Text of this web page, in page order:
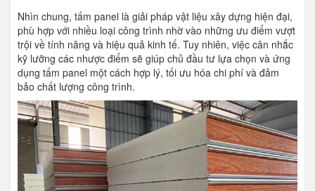
Nhìn chung, tấm panel là giải pháp vật liệu xây dựng hiện đại,
phù hợp với nhiều loại công trình nhờ vào những ưu điểm vượt
trội về tính năng và hiệu quả kinh tế. Tuy nhiên, việc cân nhắc
kỹ lưỡng các nhược điểm sẽ giúp chủ đầu tư lựa chọn và ứng
dụng tấm panel một cách hợp lý, tối ưu hóa chi phí và đảm
bảo chất lượng công trình.